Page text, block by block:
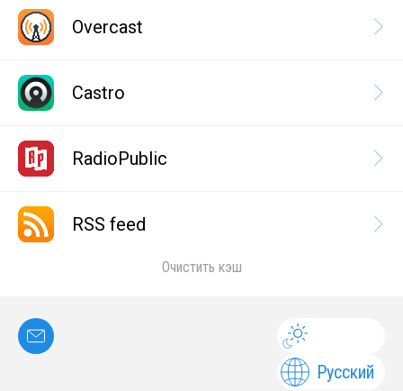
Overcast
Castro
RadioPublic
RSS feed
Очистить кэш
Русский